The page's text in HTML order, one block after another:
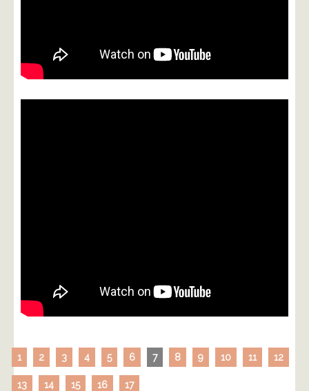
1 2 3 4 5 6 7 8 9 10 11 12
13 14 15 16 17